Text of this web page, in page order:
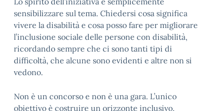
sensibilizzare sul tema. Chiedersi cosa significa
vivere la disabilità e cosa posso fare per migliorare
l’inclusione sociale delle persone con disabilità,
ricordando sempre che ci sono tanti tipi di
difficoltà, che alcune sono evidenti e altre non si
vedono.
Non è un concorso e non è una gara. L’unico
obiettivo è costruire un orizzonte inclusivo.